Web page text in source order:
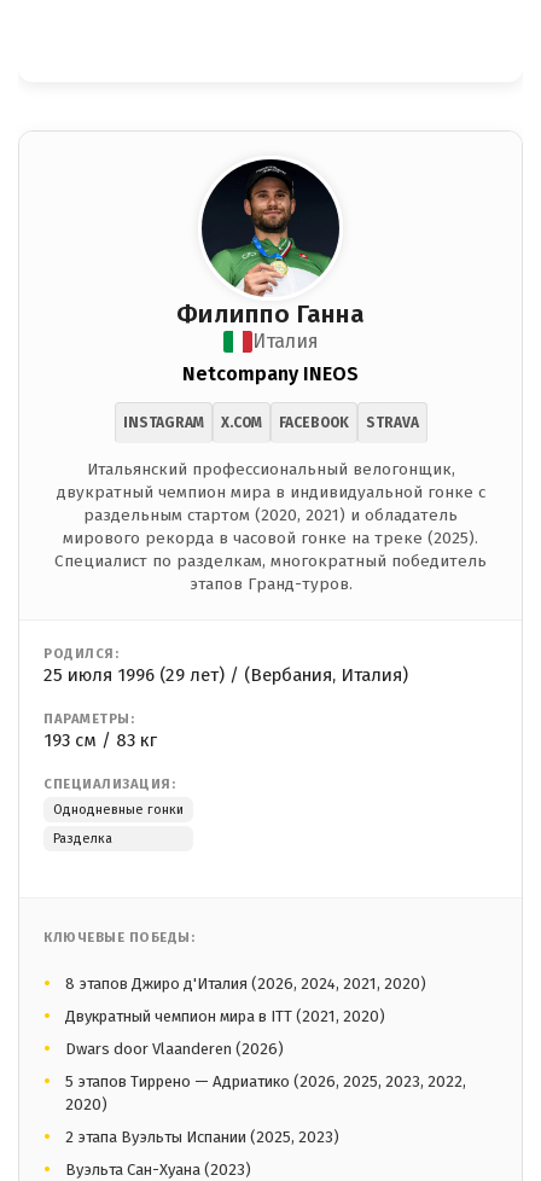
Филиппо Ганна
Италия
Netcompany INEOS
INSTAGRAM X.COM FACEBOOK STRAVA
Итальянский профессиональный велогонщик,
двукратный чемпион мира в индивидуальной гонке с
раздельным стартом (2020, 2021) и обладатель
мирового рекорда в часовой гонке на треке (2025).
Специалист по разделкам, многократный победитель
этапов Гранд-туров.
РОДИЛСЯ:
25 июля 1996 (29 лет) / (Вербания, Италия)
ПАРАМЕТРЫ:
193 см / 83 кг
СПЕЦИАЛИЗАЦИЯ:
Однодневные гонки
Разделка
КЛЮЧЕВЫЕ ПОБЕДЫ:
8 этапов Джиро д'Италия (2026, 2024, 2021, 2020)
Двукратный чемпион мира в ITT (2021, 2020)
Dwars door Vlaanderen (2026)
5 этапов Тиррено — Адриатико (2026, 2025, 2023, 2022,
2020)
2 этапа Вуэльты Испании (2025, 2023)
Вуэльта Сан-Хуана (2023)